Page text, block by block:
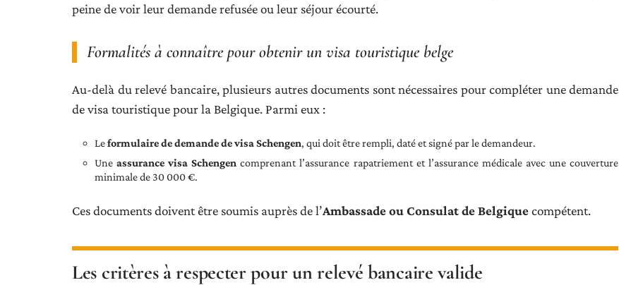
peine de voir leur demande refusée ou leur séjour écourté.
Formalités à connaître pour obtenir un visa touristique belge
Au-delà du relevé bancaire, plusieurs autres documents sont nécessaires pour compléter une demande
de visa touristique pour la Belgique. Parmi eux :
Leformulaire de demande de visa Schengen, qui doit être rempli, daté et signé par le demandeur.
Uneassurance visa Schengen comprenant l’assurance rapatriement et l’assurance médicale avec une couverture
minimale de 30 000 €.
Ces documents doivent être soumis auprès de l’Ambassade ou Consulat de Belgiquecompétent.
Les critères à respecter pour un relevé bancaire valide